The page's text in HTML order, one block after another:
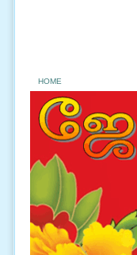
HOME